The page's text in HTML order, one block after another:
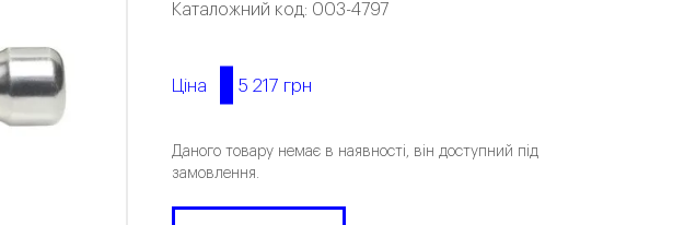
Каталожний код: 003-4797
Ціна 5 217 грн
Даного товару немає в наявності, він доступний під
замовлення.